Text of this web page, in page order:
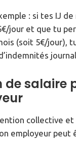
: si tes IJ
jour et que tu
(soit 5€/jour),
de salaire
collective et
employeur peut